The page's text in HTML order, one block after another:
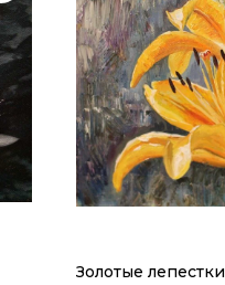
Золотые лепестки